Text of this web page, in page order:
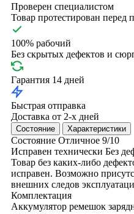
Проверен специалистом
Товар протестирован перед
100% рабочий
Без скрытых дефектов и
Гарантия 14 дней
Быстрая отправка
Доставка от 2-х дней
Состояние Характеристики
Состояние Отличное 9/10
Исправен технически Без
Товар без каких-либо
исправен. Возможно
внешних следов
Комплектация
Аккумулятор ремешок